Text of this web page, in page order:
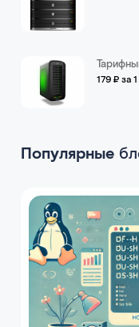
179 ₽ за
Популярные